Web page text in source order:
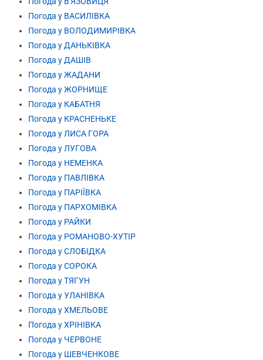
Погода у ВАСИЛІВКА
Погода у ВОЛОДИМИРІВКА
Погода у ДАНЬКІВКА
Погода у ДАШІВ
Погода у ЖАДАНИ
Погода у ЖОРНИЩЕ
Погода у КАБАТНЯ
Погода у КРАСНЕНЬКЕ
Погода у ЛИСА ГОРА
Погода у ЛУГОВА
Погода у НЕМЕНКА
Погода у ПАВЛІВКА
Погода у ПАРІЇВКА
Погода у ПАРХОМІВКА
Погода у РАЙКИ
Погода у РОМАНОВО-ХУТІР
Погода у СЛОБІДКА
Погода у СОРОКА
Погода у ТЯГУН
Погода у УЛАНІВКА
Погода у ХМЕЛЬОВЕ
Погода у ХРІНІВКА
Погода у ЧЕРВОНЕ
Погода у ШЕВЧЕНКОВЕ